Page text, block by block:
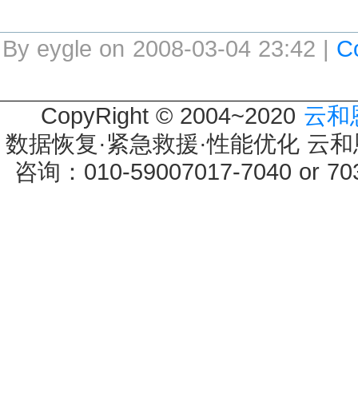
By eygle on 2008-03-04 23:42 |
CopyRight © 2004~2020 云和
数据恢复·紧急救援·性能优化 云
咨询：010-59007017-7040 or